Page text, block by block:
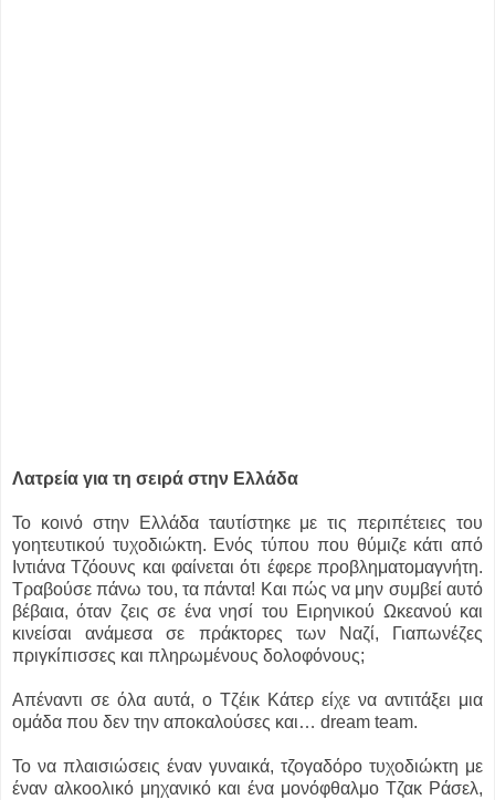
Λατρεία για τη σειρά στην Ελλάδα
Το κοινό στην Ελλάδα ταυτίστηκε με τις περιπέτειες του
γοητευτικού τυχοδιώκτη. Ενός τύπου που θύμιζε κάτι από
Ιντιάνα Τζόουνς και φαίνεται ότι έφερε προβληματομαγνήτη.
Τραβούσε πάνω του, τα πάντα! Και πώς να μην συμβεί αυτό
βέβαια, όταν ζεις σε ένα νησί του Ειρηνικού Ωκεανού και
κινείσαι ανάμεσα σε πράκτορες των Ναζί, Γιαπωνέζες
πριγκίπισσες και πληρωμένους δολοφόνους;
Απέναντι σε όλα αυτά, ο Τζέικ Κάτερ είχε να αντιτάξει μια
ομάδα που δεν την αποκαλούσες και… dream team.
Το να πλαισιώσεις έναν γυναικά, τζογαδόρο τυχοδιώκτη με
έναν αλκοολικό μηχανικό και ένα μονόφθαλμο Τζακ Ράσελ,